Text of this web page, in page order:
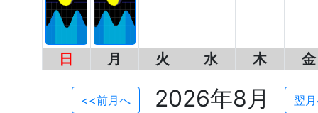
日 月 火 水 木 金
<<前月へ 2026年8月 翌